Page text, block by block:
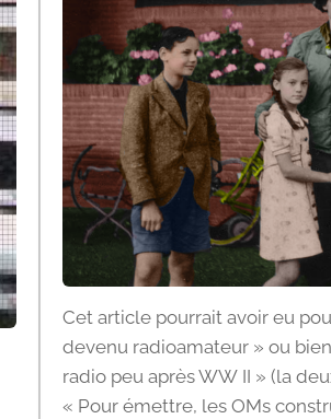
Cet article pourrait avoir eu
devenu radioamateur » ou
radio peu après WW II » (la
« Pour émettre, les OMs